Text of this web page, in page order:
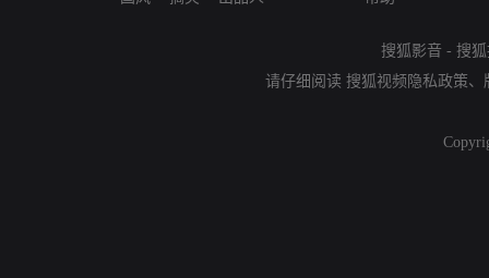
搜狐影音 - 搜
请仔细阅读 搜狐视频隐私政策、